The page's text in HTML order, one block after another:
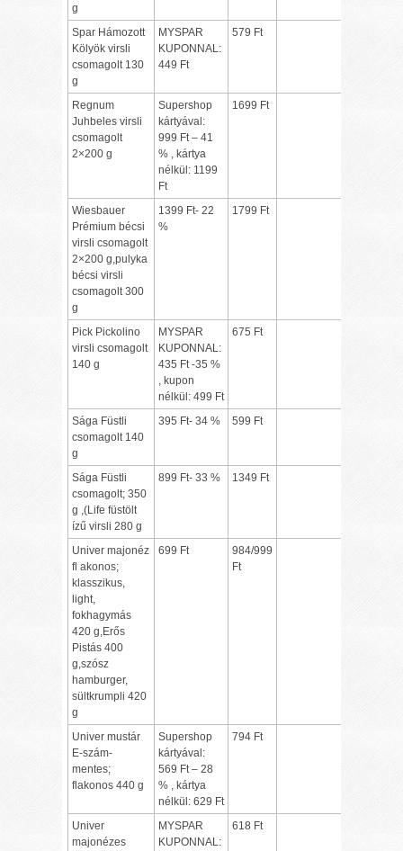
g
Spar Hámozott
Kölyök virsli
csomagolt 130
g
MYSPAR
KUPONNAL:
449 Ft
579 Ft
Regnum
Juhbeles virsli
csomagolt
2×200 g
Supershop
kártyával:
999 Ft – 41
% , kártya
nélkül: 1199
Ft
1699 Ft
Wiesbauer
Prémium bécsi
virsli csomagolt
2×200 g,pulyka
bécsi virsli
csomagolt 300
g
1399 Ft- 22
%
1799 Ft
Pick Pickolino
virsli csomagolt
140 g
MYSPAR
KUPONNAL:
435 Ft -35 %
, kupon
nélkül: 499 Ft
675 Ft
Sága Füstli
csomagolt 140
g
395 Ft- 34 % 599 Ft
Sága Füstli
csomagolt; 350
g ,(Life füstölt
ízű virsli 280 g
899 Ft- 33 % 1349 Ft
Univer majonéz
fl akonos;
klasszikus,
light,
fokhagymás
420 g,Erős
Pistás 400
g,szósz
hamburger,
sültkrumpli 420
g
699 Ft
984/999
Ft
Univer mustár
E-szám-
mentes;
flakonos 440 g
Supershop
kártyával:
569 Ft – 28
% , kártya
nélkül: 629 Ft
794 Ft
Univer
majonézes
MYSPAR
KUPONNAL:
618 Ft